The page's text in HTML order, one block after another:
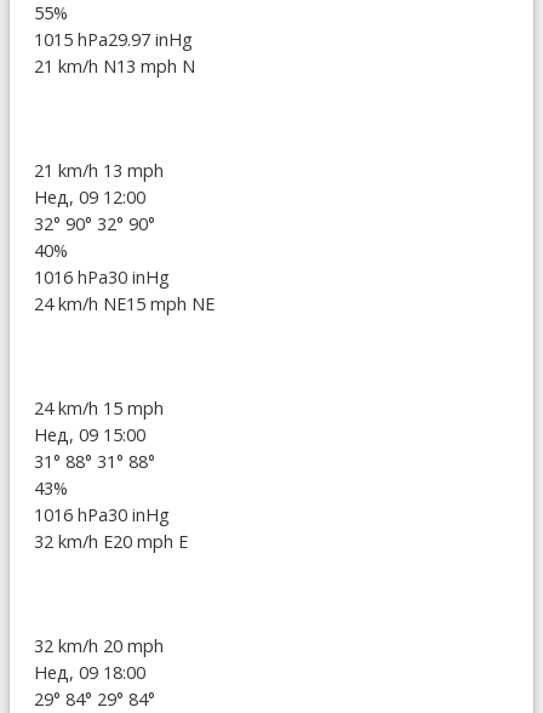
55%
1015 hPa29.97 inHg
21 km/h N13 mph N
21 km/h 13 mph
Нед, 09 12:00
32° 90° 32° 90°
40%
1016 hPa30 inHg
24 km/h NE15 mph NE
24 km/h 15 mph
Нед, 09 15:00
31° 88° 31° 88°
43%
1016 hPa30 inHg
32 km/h E20 mph E
32 km/h 20 mph
Нед, 09 18:00
29° 84° 29° 84°